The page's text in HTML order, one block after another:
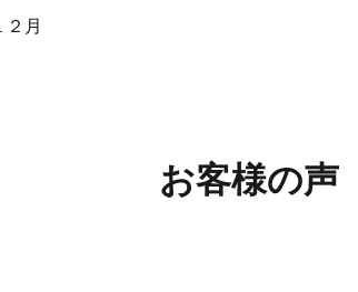
月
お客様の声